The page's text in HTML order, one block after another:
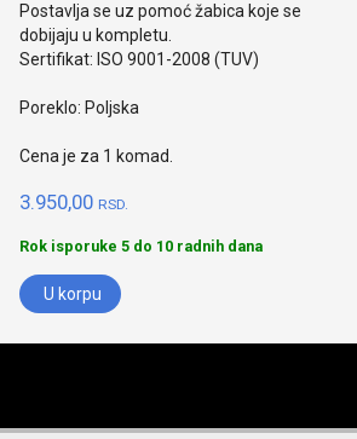
Postavlja se uz pomoć žabica koje se
dobijaju u kompletu.
Sertifikat: ISO 9001-2008 (TUV)
Poreklo: Poljska
Cena je za 1 komad.
3.950,00 RSD.
Rok isporuke 5 do 10 radnih dana
U korpu